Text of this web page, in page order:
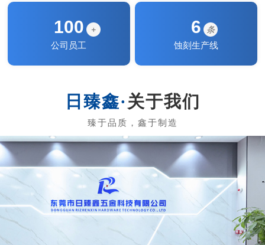
100
+
公司员工
6
条
蚀刻生产线
关于我们